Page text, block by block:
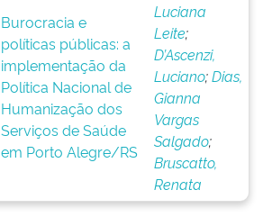
Burocracia e
políticas públicas: a
implementação da
Política Nacional de
Humanização dos
Serviços de Saúde
em Porto Alegre/RS
Luciana
Leite;
D’Ascenzi,
Luciano;Dias,
Gianna
Vargas
Salgado;
Bruscatto,
Renata